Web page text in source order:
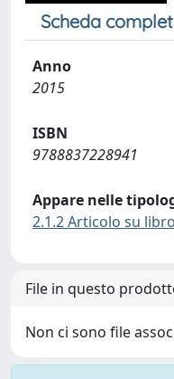
Scheda
Anno
2015
ISBN
9788837228941
Appare nelle
2.1.2 Articolo su
File in questo
Non ci sono file